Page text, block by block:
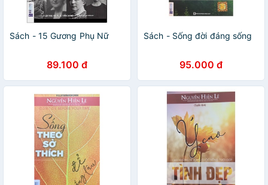
Sách - 15 Gương Phụ Nữ
89.100 đ
Sách - Sống đời đáng sống
95.000 đ